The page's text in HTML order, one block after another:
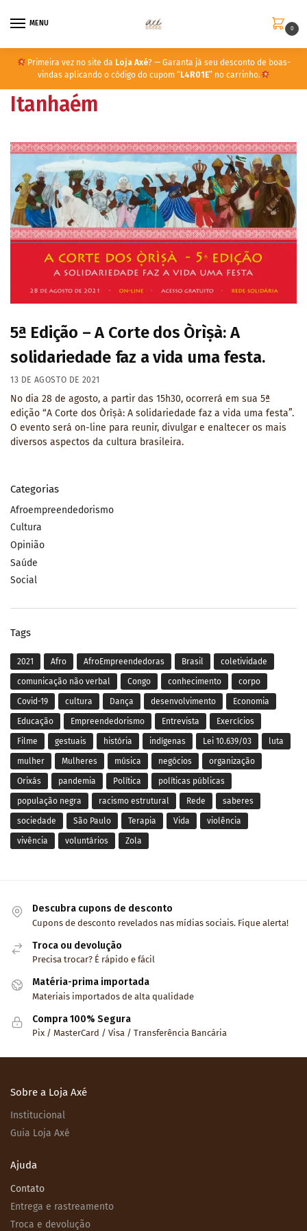
MENU
0
Primeira vez no site da Loja Axé? — Garanta já seu desconto de boas-
vindas aplicando o código do cupom “ L4R01E” no carrinho.
Itanhaém
5ª Edição – A Corte dos Òrìṣà: A
solidariedade faz a vida uma festa.
13 DE AGOSTO DE 2021
No dia 28 de agosto, a partir das 15h30, ocorrerá em sua 5ª
edição “A Corte dos Òrìṣà: A solidariedade faz a vida uma festa”.
O evento será on-line para reunir, divulgar e enaltecer os mais
diversos aspectos da cultura brasileira.
Categorias
Afroempreendedorismo
Cultura
Opinião
Saúde
Social
Tags
2021 Afro AfroEmpreendedoras Brasil coletividade
comunicação não verbal Congo conhecimento corpo
Covid-19 cultura Dança desenvolvimento Economia
Educação Empreendedorismo Entrevista Exercícios
Filme gestuais história indígenas Lei 10.639/03 luta
mulher Mulheres música negócios organização
Orixás pandemia Política políticas públicas
população negra racismo estrutural Rede saberes
sociedade São Paulo Terapia Vida violência
vivência voluntários Zola
Descubra cupons de desconto
Cupons de desconto revelados nas mídias sociais. Fique alerta!
Troca ou devolução
Precisa trocar? É rápido e fácil
Matéria-prima importada
Materiais importados de alta qualidade
Compra 100% Segura
Pix / MasterCard / Visa / Transferência Bancária
Sobre a Loja Axé
Institucional
Guia Loja Axé
Ajuda
Contato
Entrega e rastreamento
Troca e devolução